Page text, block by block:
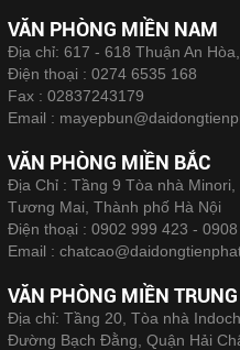
VĂN PHÒNG MIỀN NAM
Địa chỉ: 617 - 618 Thuận An
Điện thoại : 0274 6535 168
Fax : 02837243179
Email :
VĂN PHÒNG MIỀN BẮC
Địa Chỉ : Tầng 9 Tòa nhà
Tương Mai, Thành phố Hà Nội
Điện thoại : 0902 999 423 -
Email :
VĂN PHÒNG MIỀN TRUNG
Địa chỉ: Tầng 20, Tòa nhà
Đường Bạch Đằng, Quận Hải